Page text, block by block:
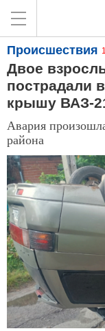
Происшествия
Двое
пострадали
крышу ВАЗ-
Авария
района